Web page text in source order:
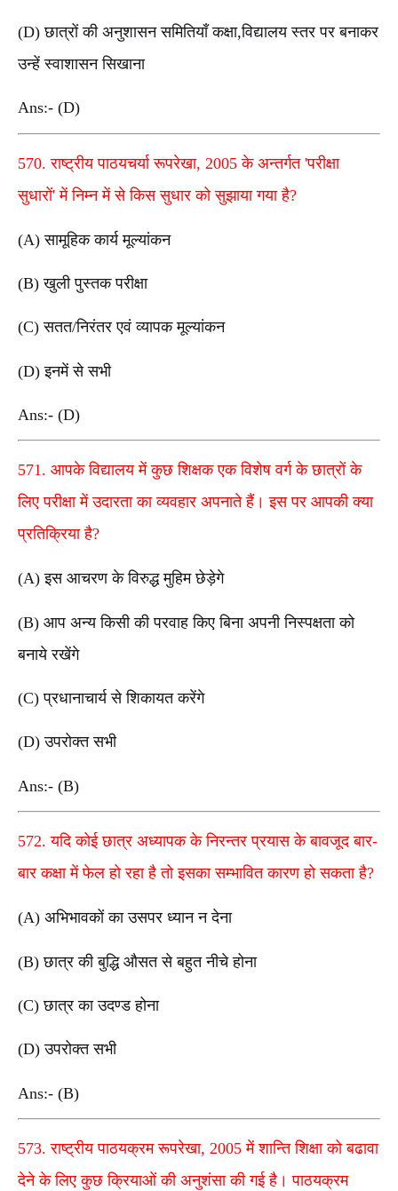
(D) छात्रों की अनुशासन समितियाँ कक्षा,विद्यालय स्तर पर बनाकर
उन्हें स्वाशासन सिखाना
Ans:- (D)
570. राष्ट्रीय पाठयचर्या रूपरेखा, 2005 के अन्तर्गत 'परीक्षा
सुधारों' में निम्न में से किस सुधार को सुझाया गया है?
(A) सामूहिक कार्य मूल्यांकन
(B) खुली पुस्तक परीक्षा
(C) सतत/निरंतर एवं व्यापक मूल्यांकन
(D) इनमें से सभी
Ans:- (D)
571. आपके विद्यालय में कुछ शिक्षक एक विशेष वर्ग के छात्रों के
लिए परीक्षा में उदारता का व्यवहार अपनाते हैं। इस पर आपकी क्या
प्रतिक्रिया है?
(A) इस आचरण के विरुद्ध मुहिम छेड़ेगे
(B) आप अन्य किसी की परवाह किए बिना अपनी निस्पक्षता को
बनाये रखेंगे
(C) प्रधानाचार्य से शिकायत करेंगे
(D) उपरोक्त सभी
Ans:- (B)
572. यदि कोई छात्र अध्यापक के निरन्तर प्रयास के बावजूद बार-
बार कक्षा में फेल हो रहा है तो इसका सम्भावित कारण हो सकता है?
(A) अभिभावकों का उसपर ध्यान न देना
(B) छात्र की बुद्धि औसत से बहुत नीचे होना
(C) छात्र का उदण्ड होना
(D) उपरोक्त सभी
Ans:- (B)
573. राष्ट्रीय पाठयक्रम रूपरेखा, 2005 में शान्ति शिक्षा को बढावा
देने के लिए कुछ क्रियाओं की अनुशंसा की गई है। पाठयक्रम